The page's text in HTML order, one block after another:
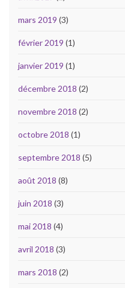
mars 2019 (3)
février 2019 (1)
janvier 2019 (1)
décembre 2018 (2)
novembre 2018 (2)
octobre 2018 (1)
septembre 2018 (5)
août 2018 (8)
juin 2018 (3)
mai 2018 (4)
avril 2018 (3)
mars 2018 (2)